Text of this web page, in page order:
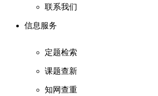
联系我们
信息服务
定题检索
课题查新
知网查重